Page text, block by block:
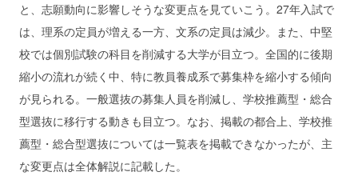
と、志願動向に影響しそうな変更点を見ていこう。27年入試で
は、理系の定員が増える一方、文系の定員は減少。また、中堅
校では個別試験の科目を削減する大学が目立つ。全国的に後期
縮小の流れが続く中、特に教員養成系で募集枠を縮小する傾向
が見られる。一般選抜の募集人員を削減し、学校推薦型・総合
型選抜に移行する動きも目立つ。なお、掲載の都合上、学校推
薦型・総合型選抜については一覧表を掲載できなかったが、主
な変更点は全体解説に記載した。